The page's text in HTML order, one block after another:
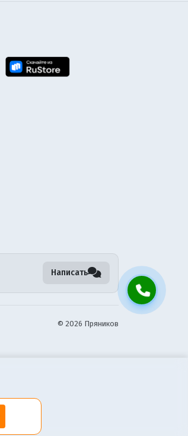
Написать
© 2026 Пряников